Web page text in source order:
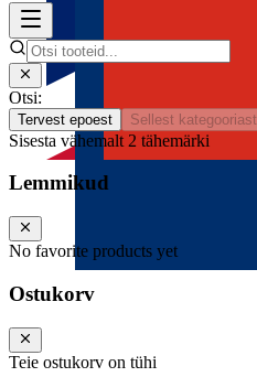
Otsi:
Tervest epoest Sellest kategooriast
Sisesta vähemalt 2 tähemärki
Lemmikud
No favorite products yet
Ostukorv
Teie ostukorv on tühi